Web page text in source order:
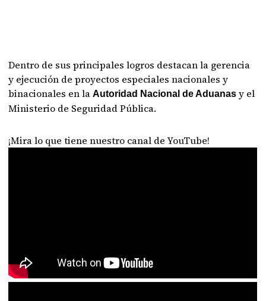
Dentro de sus principales logros destacan la gerencia
y ejecución de proyectos especiales nacionales y
binacionales en laAutoridad Nacional de Aduanasy el
Ministerio de Seguridad Pública.
¡Mira lo que tiene nuestro canal de YouTube!